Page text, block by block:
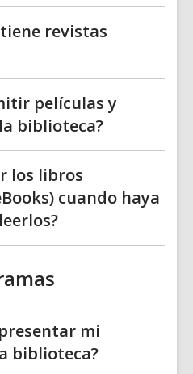
revistas
películas y
biblioteca?
los libros
cuando haya
mi
biblioteca?